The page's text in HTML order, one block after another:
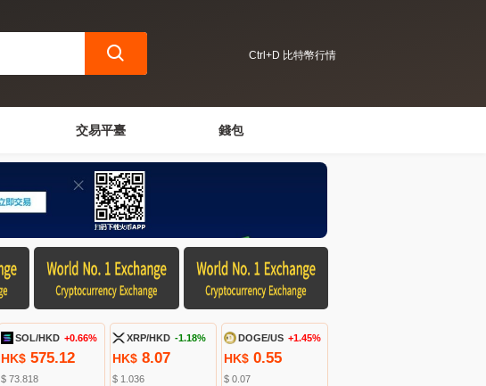
Ctrl+D 比特幣行情
交易平臺 錢包
SOL/HKD +0.66%
HK$ 575.12
$ 73.818
XRP/HKD -1.18%
HK$ 8.07
$ 1.036
DOGE/US +1.45%
HK$ 0.55
$ 0.07